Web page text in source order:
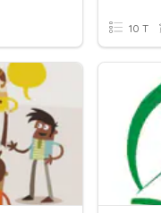
10 T